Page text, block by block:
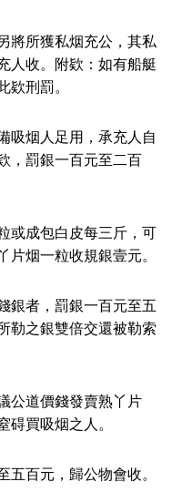
將所獲私烟充公，其私
人收。附欵：如有船艇
欵刑罰。
吸烟人足用，承充人自
，罰銀一百元至二百
或成包白皮每三斤，可
片烟一粒收規銀壹元。
銀者，罰銀一百元至五
勒之銀雙倍交還被勒索
公道價錢發賣熟丫片
碍買吸烟之人。
五百元，歸公物會收。